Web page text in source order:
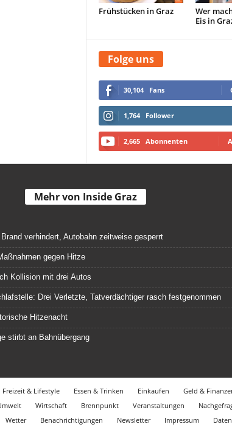
Frühstücken in Graz
Wer
Eis in
Folge uns
30,104 Fans
1,764 Follower
2,665 Abonnenten
Mehr von Inside Graz
verhindert, Autobahn zeitweise gesperrt
gegen Hitze
Kollision mit drei Autos
Drei Verletzte, Tatverdächtiger rasch festgenommen
Hitzenacht
stirbt an Bahnübergang
Freizeit & Lifestyle Essen & Trinken Einkaufen Geld &
Wirtschaft Brennpunkt Veranstaltungen
Wetter Benachrichtigungen Newsletter Impressum